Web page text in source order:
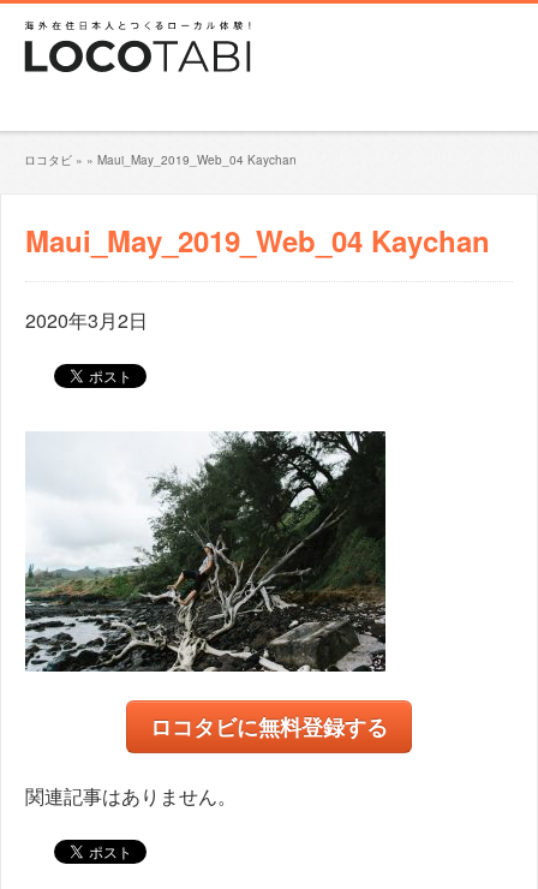
ロコタビ » » Maui_May_2019_Web_04 Kaychan
Maui_May_2019_Web_04 Kaychan
2020年3月2日
ロコタビに無料登録する
関連記事はありません。